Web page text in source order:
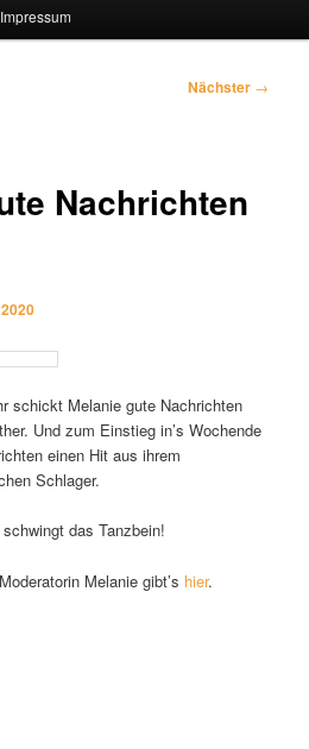
Impressum
Nächster →
Nachrichten
schickt Melanie gute Nachrichten
Und zum Einstieg in’s Wochende
einen Hit aus ihrem
Schlager.
das Tanzbein!
Melanie gibt’s hier.